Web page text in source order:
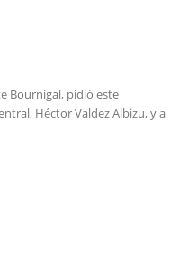
Bournigal, pidió este
Héctor Valdez Albizu, y a